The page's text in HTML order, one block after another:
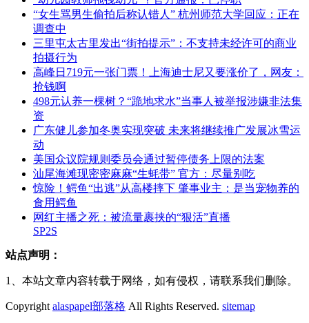
“女生骂男生偷拍后称认错人” 杭州师范大学回应：正在
调查中
三里屯太古里发出“街拍提示”：不支持未经许可的商业
拍摄行为
高峰日719元一张门票！上海迪士尼又要涨价了，网友：
抢钱啊
498元认养一棵树？“跪地求水”当事人被举报涉嫌非法集
资
广东健儿参加冬奥实现突破 未来将继续推广发展冰雪运
动
美国众议院规则委员会通过暂停债务上限的法案
汕尾海滩现密密麻麻“生蚝带” 官方：尽量别吃
惊险！鳄鱼“出逃”从高楼摔下 肇事业主：是当宠物养的
食用鳄鱼
网红主播之死：被流量裹挟的“狠活”直播
SP2S
站点声明：
1、本站文章内容转载于网络，如有侵权，请联系我们删除。
Copyright alaspapel部落格 All Rights Reserved. sitemap